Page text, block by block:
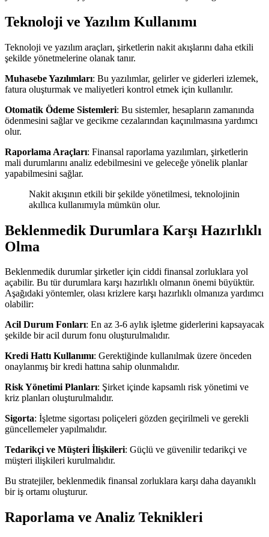
Teknoloji ve Yazılım Kullanımı
Teknoloji ve yazılım araçları, şirketlerin nakit akışlarını daha etkili
şekilde yönetmelerine olanak tanır.
Muhasebe Yazılımları: Bu yazılımlar, gelirler ve giderleri izlemek,
fatura oluşturmak ve maliyetleri kontrol etmek için kullanılır.
Otomatik Ödeme Sistemleri: Bu sistemler, hesapların zamanında
ödenmesini sağlar ve gecikme cezalarından kaçınılmasına yardımcı
olur.
Raporlama Araçları: Finansal raporlama yazılımları, şirketlerin
mali durumlarını analiz edebilmesini ve geleceğe yönelik planlar
yapabilmesini sağlar.
Nakit akışının etkili bir şekilde yönetilmesi, teknolojinin
akıllıca kullanımıyla mümkün olur.
Beklenmedik Durumlara Karşı Hazırlıklı
Olma
Beklenmedik durumlar şirketler için ciddi finansal zorluklara yol
açabilir. Bu tür durumlara karşı hazırlıklı olmanın önemi büyüktür.
Aşağıdaki yöntemler, olası krizlere karşı hazırlıklı olmanıza yardımcı
olabilir:
Acil Durum Fonları: En az 3-6 aylık işletme giderlerini kapsayacak
şekilde bir acil durum fonu oluşturulmalıdır.
Kredi Hattı Kullanımı: Gerektiğinde kullanılmak üzere önceden
onaylanmış bir kredi hattına sahip olunmalıdır.
Risk Yönetimi Planları: Şirket içinde kapsamlı risk yönetimi ve
kriz planları oluşturulmalıdır.
Sigorta: İşletme sigortası poliçeleri gözden geçirilmeli ve gerekli
güncellemeler yapılmalıdır.
Tedarikçi ve Müşteri İlişkileri: Güçlü ve güvenilir tedarikçi ve
müşteri ilişkileri kurulmalıdır.
Bu stratejiler, beklenmedik finansal zorluklara karşı daha dayanıklı
bir iş ortamı oluşturur.
Raporlama ve Analiz Teknikleri